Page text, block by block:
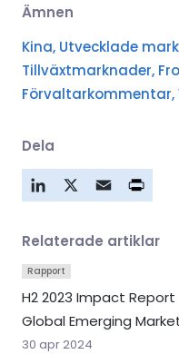
Ämnen
Kina, Utvecklade
Tillväxtmarknader,
Förvaltarkommentar,
Dela
LinkedIn
X Email
Relaterade artiklar
Rapport
H2 2023 Impact
Global Emerging
30 apr 2024